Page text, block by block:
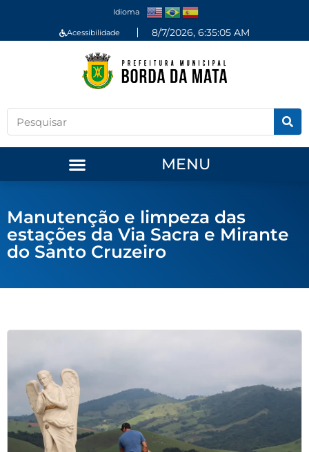
Idioma
Acessibilidade 8/7/2026, 6:35:05 AM
MENU
Manutenção e limpeza das
estações da Via Sacra e Mirante
do Santo Cruzeiro